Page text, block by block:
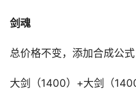
剑魂
总价格不变，添加合成公式
大剑（1400）+大剑（